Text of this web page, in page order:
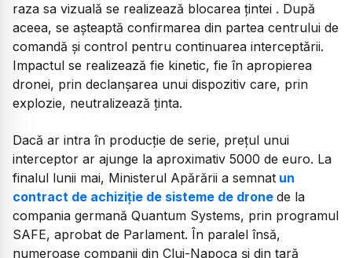
raza sa vizuală se realizează blocarea țintei . După
aceea, se așteaptă confirmarea din partea centrului de
comandă și control pentru continuarea interceptării.
Impactul se realizează fie kinetic, fie în apropierea
dronei, prin declanșarea unui dispozitiv care, prin
explozie, neutralizează ținta.
Dacă ar intra în producție de serie, prețul unui
interceptor ar ajunge la aproximativ 5000 de euro. La
finalul lunii mai, Ministerul Apărării a semnat un
contract de achiziție de sisteme de drone de la
compania germană Quantum Systems, prin programul
SAFE, aprobat de Parlament. În paralel însă,
numeroase companii din Cluj-Napoca și din țară